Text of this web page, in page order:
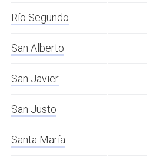
Río Segundo
San Alberto
San Javier
San Justo
Santa María